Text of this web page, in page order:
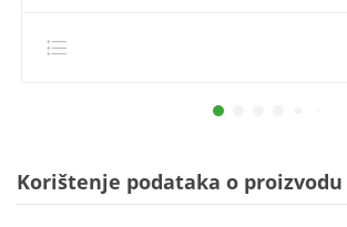
Korištenje podataka o proizvodu